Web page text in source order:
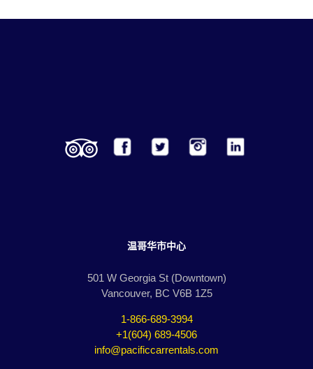
温哥华市中心
501 W Georgia St (Downtown)
Vancouver, BC V6B 1Z5
1-866-689-3994
+1(604) 689-4506
info@pacificcarrentals.com